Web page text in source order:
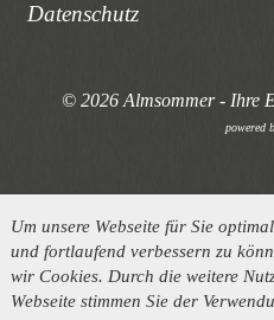
Datenschutz
© 2026 Almsommer - Ihre
powered
Um unsere Webseite für Sie
und fortlaufend verbessern zu
wir Cookies. Durch die weitere
Webseite stimmen Sie der